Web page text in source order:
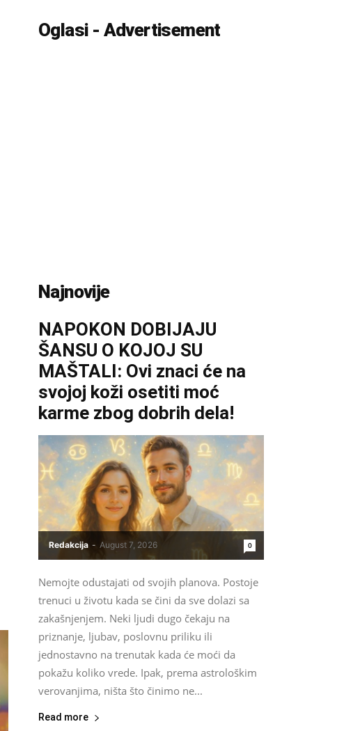
Oglasi - Advertisement
Najnovije
NAPOKON DOBIJAJU
ŠANSU O KOJOJ SU
MAŠTALI: Ovi znaci će na
svojoj koži osetiti moć
karme zbog dobrih dela!
Redakcija - August 7, 2026 0
Nemojte odustajati od svojih planova. Postoje
trenuci u životu kada se čini da sve dolazi sa
zakašnjenjem. Neki ljudi dugo čekaju na
priznanje, ljubav, poslovnu priliku ili
jednostavno na trenutak kada će moći da
pokažu koliko vrede. Ipak, prema astrološkim
verovanjima, ništa što činimo ne...
Read more